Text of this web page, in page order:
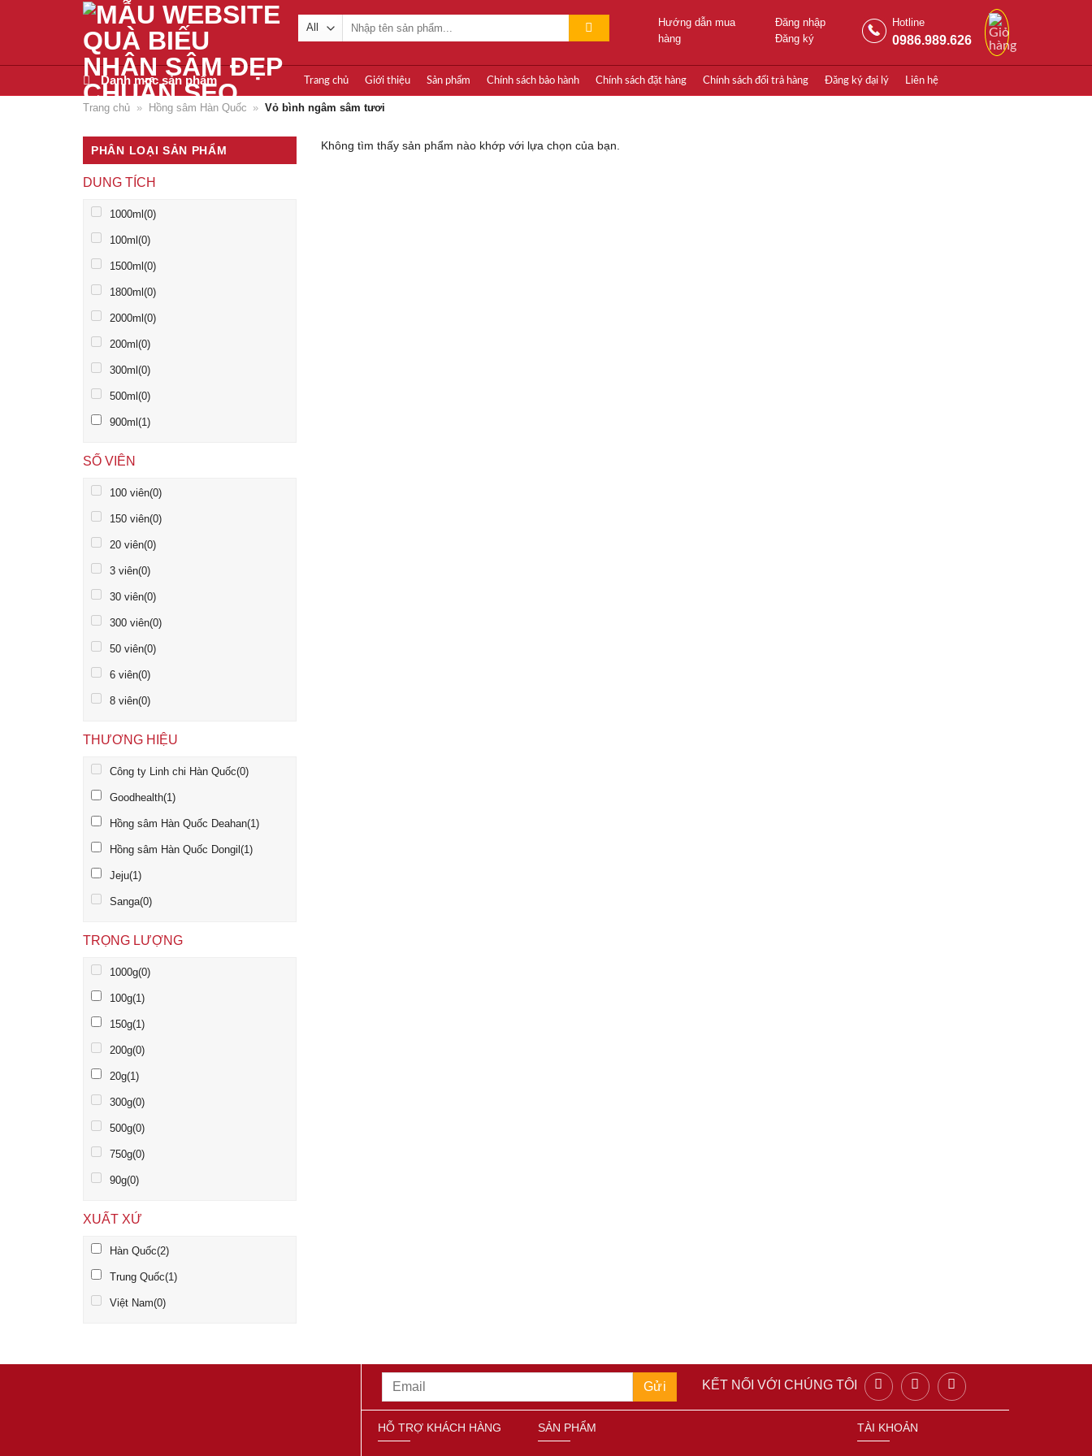
Tìm
kiếm:
Hướng dẫn mua
hàng
Đăng nhập
Đăng ký
Hotline
0986.989.626
Danh mục sản phẩm Trang chủ Giới thiệu Sản phẩm Chính sách bảo hành Chính sách đặt hàng Chính sách đổi trả hàng Đăng ký đại lý Liên hệ
Trang chủ » Hồng sâm Hàn Quốc » Vỏ bình ngâm sâm tươi
PHÂN LOẠI SẢN PHẨM
DUNG TÍCH
1000ml(0)
100ml(0)
1500ml(0)
1800ml(0)
2000ml(0)
200ml(0)
300ml(0)
500ml(0)
900ml(1)
SỐ VIÊN
100 viên(0)
150 viên(0)
20 viên(0)
3 viên(0)
30 viên(0)
300 viên(0)
50 viên(0)
6 viên(0)
8 viên(0)
THƯƠNG HIỆU
Công ty Linh chi Hàn Quốc(0)
Goodhealth(1)
Hồng sâm Hàn Quốc Deahan(1)
Hồng sâm Hàn Quốc Dongil(1)
Jeju(1)
Sanga(0)
TRỌNG LƯỢNG
1000g(0)
100g(1)
150g(1)
200g(0)
20g(1)
300g(0)
500g(0)
750g(0)
90g(0)
XUẤT XỨ
Hàn Quốc(2)
Trung Quốc(1)
Việt Nam(0)
Không tìm thấy sản phẩm nào khớp với lựa chọn của bạn.
KẾT NỐI VỚI CHÚNG TÔI
HỖ TRỢ KHÁCH HÀNG SẢN PHẨM TÀI KHOẢN